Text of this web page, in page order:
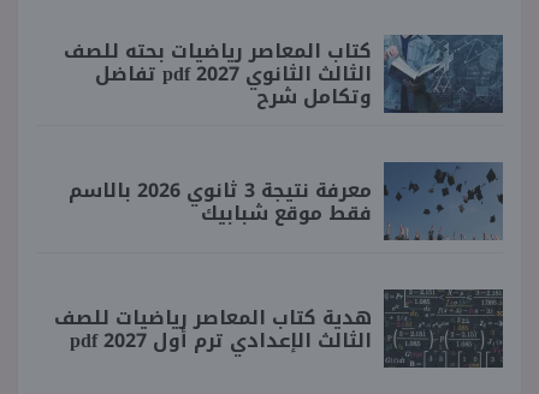
كتاب المعاصر رياضيات بحته للصف
الثالث الثانوي 2027 pdf تفاضل
وتكامل شرح
معرفة نتيجة 3 ثانوي 2026 بالاسم
فقط موقع شبابيك
هدية كتاب المعاصر رياضيات للصف
الثالث الإعدادي ترم أول 2027 pdf